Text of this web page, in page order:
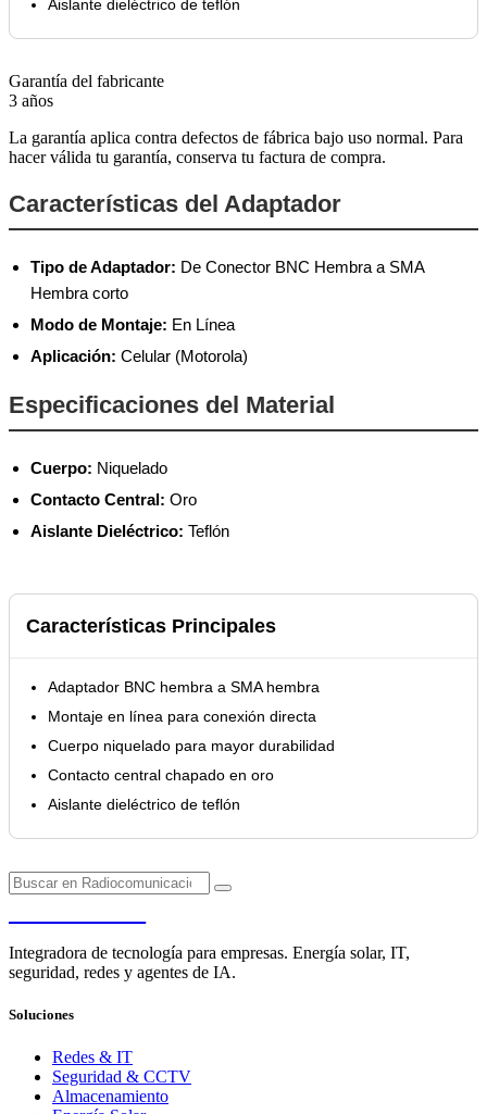
Aislante dieléctrico de teflón
Garantía del fabricante
3 años
La garantía aplica contra defectos de fábrica bajo uso normal. Para
hacer válida tu garantía, conserva tu factura de compra.
Características del Adaptador
Tipo de Adaptador: De Conector BNC Hembra a SMA
Hembra corto
Modo de Montaje: En Línea
Aplicación: Celular (Motorola)
Especificaciones del Material
Cuerpo: Niquelado
Contacto Central: Oro
Aislante Dieléctrico: Teflón
Características Principales
Adaptador BNC hembra a SMA hembra
Montaje en línea para conexión directa
Cuerpo niquelado para mayor durabilidad
Contacto central chapado en oro
Aislante dieléctrico de teflón
Integradora de tecnología para empresas. Energía solar, IT,
seguridad, redes y agentes de IA.
Soluciones
Redes & IT
Seguridad & CCTV
Almacenamiento